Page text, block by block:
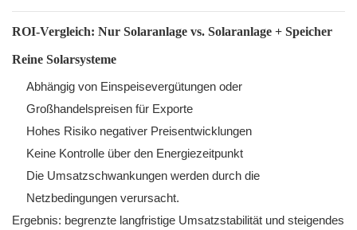
ROI-Vergleich: Nur Solaranlage vs. Solaranlage + Speicher
Reine Solarsysteme
Abhängig von Einspeisevergütungen oder
Großhandelspreisen für Exporte
Hohes Risiko negativer Preisentwicklungen
Keine Kontrolle über den Energiezeitpunkt
Die Umsatzschwankungen werden durch die
Netzbedingungen verursacht.
Ergebnis: begrenzte langfristige Umsatzstabilität und steigendes